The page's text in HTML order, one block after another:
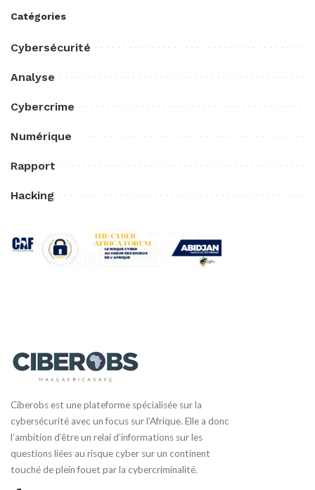
Catégories
Cybersécurité
Analyse
Cybercrime
Numérique
Rapport
Hacking
Ciberobs est une plateforme spécialisée sur la
cybersécurité avec un focus sur l’Afrique. Elle a donc
l’ambition d’être un relai d’informations sur les
questions liées au risque cyber sur un continent
touché de plein fouet par la cybercriminalité.